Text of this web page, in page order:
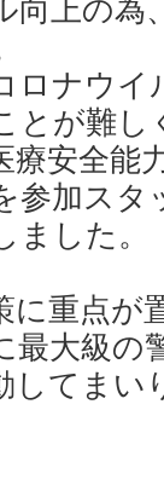
向上の為
ロナウイ
とが難し
療安全能
参加ス
ました。
に重点が
最大級の
してまい